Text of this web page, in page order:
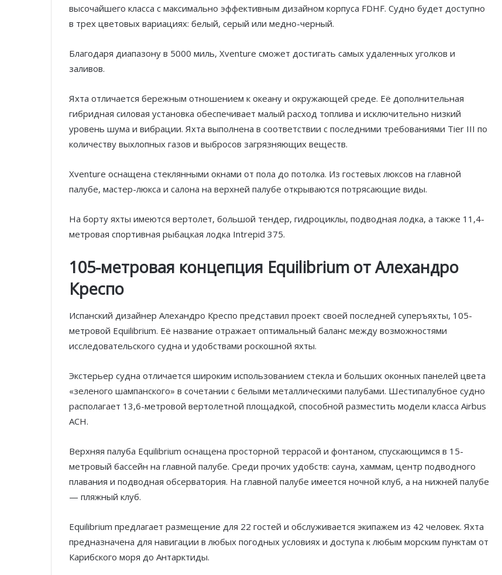
высочайшего класса с максимально эффективным дизайном корпуса FDHF. Судно будет доступно
в трех цветовых вариациях: белый, серый или медно-черный.
Благодаря диапазону в 5000 миль, Xventure сможет достигать самых удаленных уголков и
заливов.
Яхта отличается бережным отношением к океану и окружающей среде. Её дополнительная
гибридная силовая установка обеспечивает малый расход топлива и исключительно низкий
уровень шума и вибрации. Яхта выполнена в соответствии с последними требованиями Tier III по
количеству выхлопных газов и выбросов загрязняющих веществ.
Xventure оснащена стеклянными окнами от пола до потолка. Из гостевых люксов на главной
палубе, мастер-люкса и салона на верхней палубе открываются потрясающие виды.
На борту яхты имеются вертолет, большой тендер, гидроциклы, подводная лодка, а также 11,4-
метровая спортивная рыбацкая лодка Intrepid 375.
105-метровая концепция Equilibrium от Алехандро
Креспо
Испанский дизайнер Алехандро Креспо представил проект своей последней суперъяхты, 105-
метровой Equilibrium. Её название отражает оптимальный баланс между возможностями
исследовательского судна и удобствами роскошной яхты.
Экстерьер судна отличается широким использованием стекла и больших оконных панелей цвета
«зеленого шампанского» в сочетании с белыми металлическими палубами. Шестипалубное судно
располагает 13,6-метровой вертолетной площадкой, способной разместить модели класса Airbus
ACH.
Верхняя палуба Equilibrium оснащена просторной террасой и фонтаном, спускающимся в 15-
метровый бассейн на главной палубе. Среди прочих удобств: сауна, хаммам, центр подводного
плавания и подводная обсерватория. На главной палубе имеется ночной клуб, а на нижней палубе
— пляжный клуб.
Equilibrium предлагает размещение для 22 гостей и обслуживается экипажем из 42 человек. Яхта
предназначена для навигации в любых погодных условиях и доступа к любым морским пунктам от
Карибского моря до Антарктиды.